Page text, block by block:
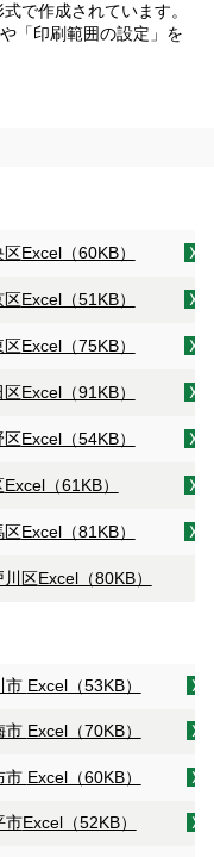
で作成されています。
「印刷範囲の設定」を
区Excel（60KB）
区Excel（51KB）
区Excel（75KB）
区Excel（91KB）
区Excel（54KB）
Excel（61KB）
区Excel（81KB）
川区Excel（80KB）
市 Excel（53KB）
市 Excel（70KB）
市 Excel（60KB）
市Excel（52KB）